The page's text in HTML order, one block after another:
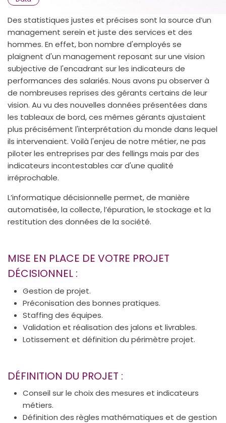
Des statistiques justes et précises sont la source d’un
management serein et juste des services et des
hommes. En effet, bon nombre d'employés se
plaignent d'un management reposant sur une vision
subjective de l'encadrant sur les indicateurs de
performances des salariés. Nous avons pu observer à
de nombreuses reprises des gérants certains de leur
vision. Au vu des nouvelles données présentées dans
les tableaux de bord, ces mêmes gérants ajustaient
plus précisément l'interprétation du monde dans lequel
ils intervenaient. Voilà l'enjeu de notre métier, ne pas
piloter les entreprises par des fellings mais par des
indicateurs incontestables car d'une qualité
irréprochable.
L’informatique décisionnelle permet, de manière
automatisée, la collecte, l’épuration, le stockage et la
restitution des données de la société.
MISE EN PLACE DE VOTRE PROJET
DÉCISIONNEL :
Gestion de projet.
Préconisation des bonnes pratiques.
Staffing des équipes.
Validation et réalisation des jalons et livrables.
Lotissement et définition du périmètre projet.
DÉFINITION DU PROJET :
Conseil sur le choix des mesures et indicateurs
métiers.
Définition des règles mathématiques et de gestion